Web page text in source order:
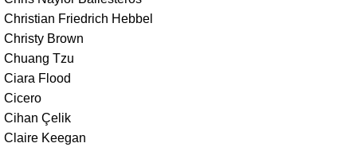
Christian Friedrich Hebbel
Christy Brown
Chuang Tzu
Ciara Flood
Cicero
Cihan Çelik
Claire Keegan